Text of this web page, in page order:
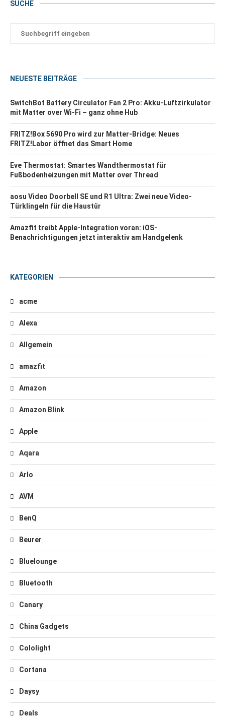
SUCHE
NEUESTE BEITRÄGE
SwitchBot Battery Circulator Fan 2 Pro: Akku-Luftzirkulator
mit Matter over Wi-Fi – ganz ohne Hub
FRITZ!Box 5690 Pro wird zur Matter-Bridge: Neues
FRITZ!Labor öffnet das Smart Home
Eve Thermostat: Smartes Wandthermostat für
Fußbodenheizungen mit Matter over Thread
aosu Video Doorbell SE und R1 Ultra: Zwei neue Video-
Türklingeln für die Haustür
Amazfit treibt Apple-Integration voran: iOS-
Benachrichtigungen jetzt interaktiv am Handgelenk
KATEGORIEN
acme
Alexa
Allgemein
amazfit
Amazon
Amazon Blink
Apple
Aqara
Arlo
AVM
BenQ
Beurer
Bluelounge
Bluetooth
Canary
China Gadgets
Cololight
Cortana
Daysy
Deals